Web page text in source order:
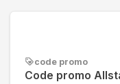
code promo
Code promo